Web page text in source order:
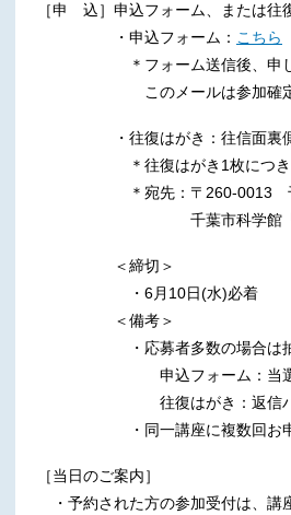
［申 込］申込フォーム、または往
・申込フォーム： こちら
＊フォーム送信後、申し込み
このメールは参加確定メー
・往復はがき：往信面裏側に応
＊往復はがき1枚につき、1
＊宛先：〒260-0013 千葉
千葉市科学館「大人が
＜締切＞
・6月10日(水)必着
＜備考＞
・応募者多数の場合は抽選
申込フォーム：当選者のみ6
往復はがき：返信ハガキ
・同一講座に複数回お申込み
［当日のご案内］
・予約された方の参加受付は、講